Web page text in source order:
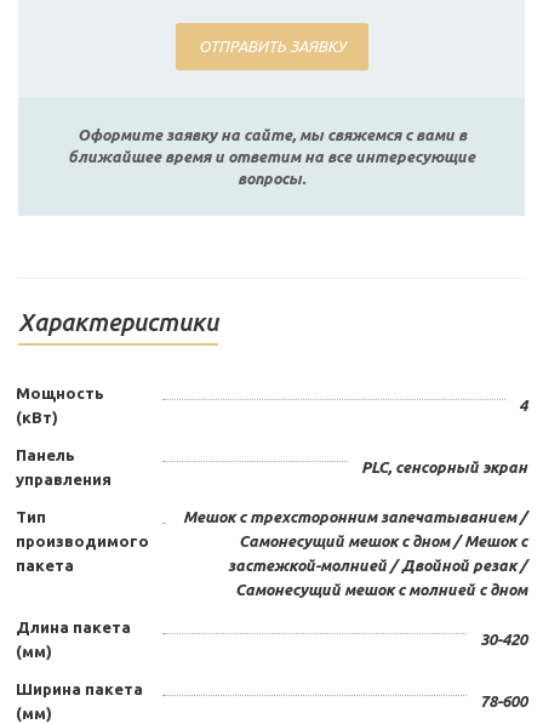
ОТПРАВИТЬ ЗАЯВКУ
Оформите заявку на сайте, мы свяжемся с вами в
ближайшее время и ответим на все интересующие
вопросы.
Характеристики
Мощность
(кВт)
4
Панель
управления
PLC, сенсорный экран
Тип
производимого
пакета
Мешок с трехсторонним запечатыванием /
Самонесущий мешок с дном / Мешок с
застежкой-молнией / Двойной резак /
Самонесущий мешок с молнией с дном
Длина пакета
(мм)
30-420
Ширина пакета
(мм)
78-600